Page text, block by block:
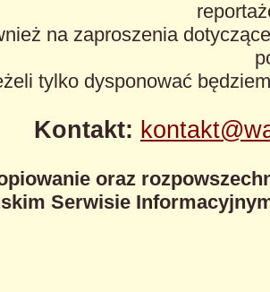
na zaproszenia
tylko dysponować
Kontakt:
oraz
Serwisie